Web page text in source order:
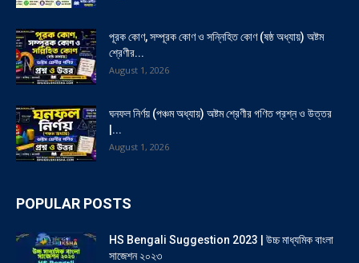
পূরক কোণ, সম্পূরক কোণ ও সন্নিহিত কোণ (ষষ্ঠ অধ্যায়) অষ্টম
শ্রেণীর...
August 1, 2026
ঘনফল নির্ণয় (পঞ্চম অধ্যায়) অষ্টম শ্রেণীর গণিত প্রশ্ন ও উত্তর
|...
August 1, 2026
POPULAR POSTS
HS Bengali Suggestion 2023 | উচ্চ মাধ্যমিক বাংলা
সাজেশন ২০২৩